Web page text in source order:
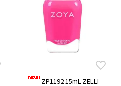
ZP1192 15mL ZELLI